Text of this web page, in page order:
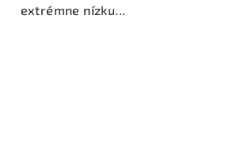
extrémne nízku...